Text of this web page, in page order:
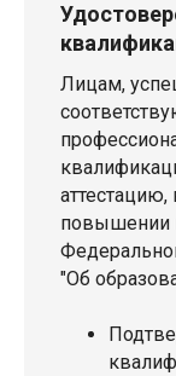
Лицам,
повышении
"Об